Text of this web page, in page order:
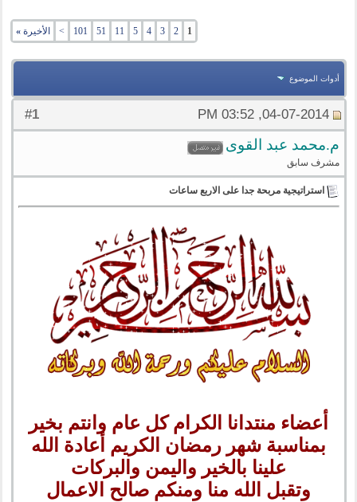
1
2
3
4
5
11
51
101
> الأخيرة »
أدوات الموضوع
#
1 04-07-2014, 03:52 PM
م.محمد عبد القوى
مشرف سابق
استراتيجية مربحة جدا على الاربع ساعات
أعضاء منتدانا الكرام كل عام وانتم بخير
بمناسبة شهر رمضان الكريم أعادة الله
علينا بالخير واليمن والبركات
وتقبل الله منا ومنكم صالح الاعمال